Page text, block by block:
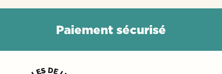
Paiement sécurisé